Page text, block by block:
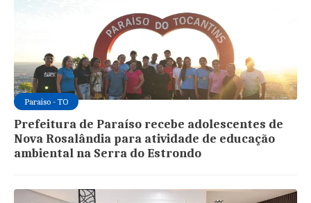
Paraíso - TO
Prefeitura de Paraíso recebe adolescentes de
Nova Rosalândia para atividade de educação
ambiental na Serra do Estrondo